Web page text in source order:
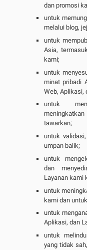
dan promosi
untuk
melalui blog,
untuk
Asia,
kami;
untuk
minat pribadi
Web, Aplikasi,
untuk
tawarkan;
untuk
umpan balik;
untuk
dan
Layanan kami
untuk
kami dan
untuk
Aplikasi, dan
untuk
yang tidak